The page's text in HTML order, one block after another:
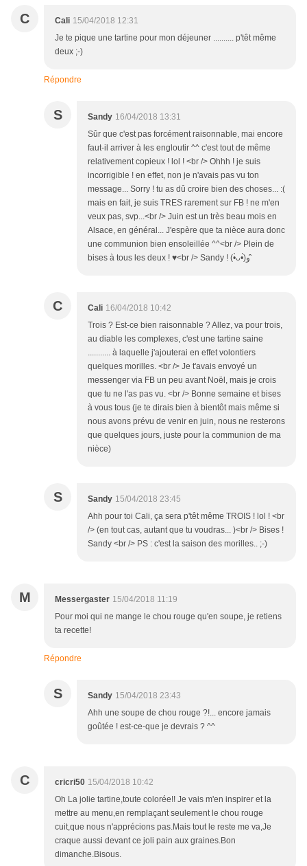
C Cali 15/04/2018 12:31
Je te pique une tartine pour mon déjeuner .......... p'têt même
deux ;-)
Répondre
S Sandy 16/04/2018 13:31
Sûr que c'est pas forcément raisonnable, mai encore
faut-il arriver à les engloutir ^^ c'est tout de même
relativement copieux ! lol ! <br /> Ohhh ! je suis
incorrigible ! en effet, non je n'avais pas vu ton
message... Sorry ! tu as dû croire bien des choses... :(
mais en fait, je suis TRES rarement sur FB ! ne m'en
veux pas, svp...<br /> Juin est un très beau mois en
Alsace, en général... J'espère que ta nièce aura donc
une communion bien ensoleillée ^^<br /> Plein de
bises à tous les deux ! ♥<br /> Sandy ! (•̀ᴗ•́)و ̑̑
C Cali 16/04/2018 10:42
Trois ? Est-ce bien raisonnable ? Allez, va pour trois,
au diable les complexes, c'est une tartine saine
........... à laquelle j'ajouterai en effet volontiers
quelques morilles. <br /> Je t'avais envoyé un
messenger via FB un peu avant Noël, mais je crois
que tu ne l'as pas vu. <br /> Bonne semaine et bises
à vous tous (je te dirais bien à bientôt mais même si
nous avons prévu de venir en juin, nous ne resterons
que quelques jours, juste pour la communion de ma
nièce)
S Sandy 15/04/2018 23:45
Ahh pour toi Cali, ça sera p'têt même TROIS ! lol ! <br
/> (en tout cas, autant que tu voudras... )<br /> Bises !
Sandy <br /> PS : c'est la saison des morilles.. ;-)
M Messergaster 15/04/2018 11:19
Pour moi qui ne mange le chou rouge qu'en soupe, je retiens
ta recette!
Répondre
S Sandy 15/04/2018 23:43
Ahh une soupe de chou rouge ?!... encore jamais
goûtée ! est-ce-que je devrais ? ^^
C cricri50 15/04/2018 10:42
Oh La jolie tartine,toute colorée!! Je vais m'en inspirer et la
mettre au menu,en remplaçant seulement le chou rouge
cuit,que nous n'apprécions pas.Mais tout le reste me va,Je
craque aussi devant ce joli pain aux graines.Bon
dimanche.Bisous.